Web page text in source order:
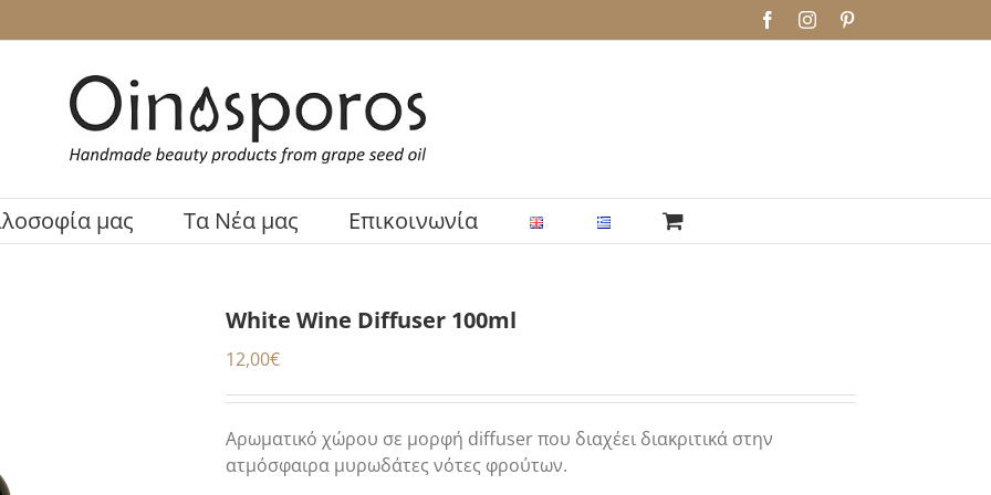
FacebookInstagram
μας Τα Νέα μας Επικοινωνία
White Wine Diffuser 100ml
12,00€
Αρωματικό χώρου σε μορφή diffuser που διαχέει διακριτικά στην
ατμόσφαιρα μυρωδάτες νότες φρούτων.